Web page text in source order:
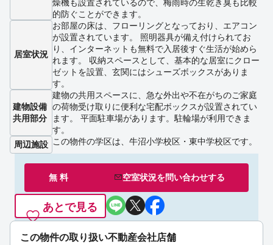
燥機も設置されているので、梅雨時の生乾き臭も比較
的防ぐことができます。
居室状況
お部屋の床は、フローリングとなっており、エアコン
が設置されています。 照明器具が備え付けられてお
り、インターネットも無料で入居後すぐ生活が始めら
れます。 収納スペースとして、基本的な居室にクロー
ゼットを設置、玄関にはシューズボックスがありま
す。
建物設備
共用部分
建物の共用スペースに、急な外出や不在がちのご家庭
の荷物受け取りに便利な宅配ボックスが設置されてい
ます。 平面駐車場があります。駐輪場が利用できま
す。
周辺施設 この物件の学区は、牛沼小学校区・東中学校区です。
無 料 空室状況を問い合わせする
あとで見る
この物件の取り扱い不動産会社店舗